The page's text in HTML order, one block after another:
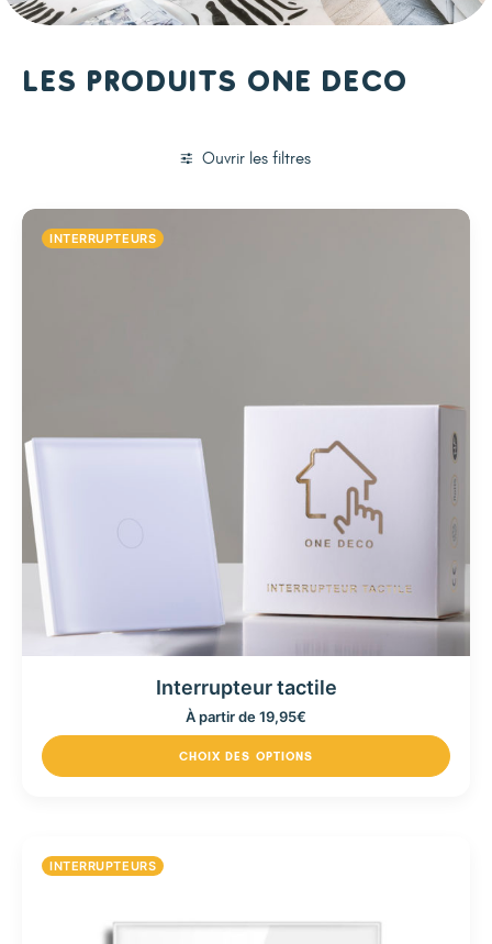
Les produits One Deco
Ouvrir les filtres
INTERRUPTEURS
Interrupteur tactile
À partir de19,95€
CHOIX DES OPTIONS
INTERRUPTEURS